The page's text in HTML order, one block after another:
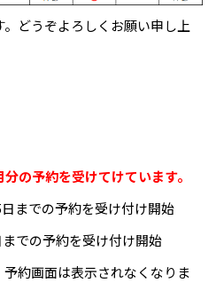
。どうぞよろしくお願い申し上
の予約を受けてけています。
までの予約を受け付け開始
での予約を受け付け開始
約画面は表示されなくなりま